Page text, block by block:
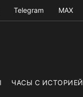
Telegram MAX
ЧАСЫ С ИСТОРИЕЙ